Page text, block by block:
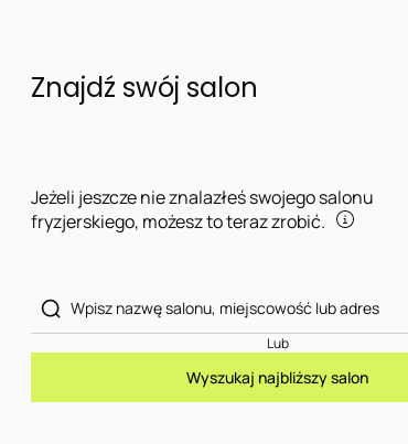
Znajdź swój salon
Jeżeli jeszcze nie znalazłeś swojego salonu
fryzjerskiego, możesz to teraz zrobić.
Lub
Wyszukaj najbliższy salon